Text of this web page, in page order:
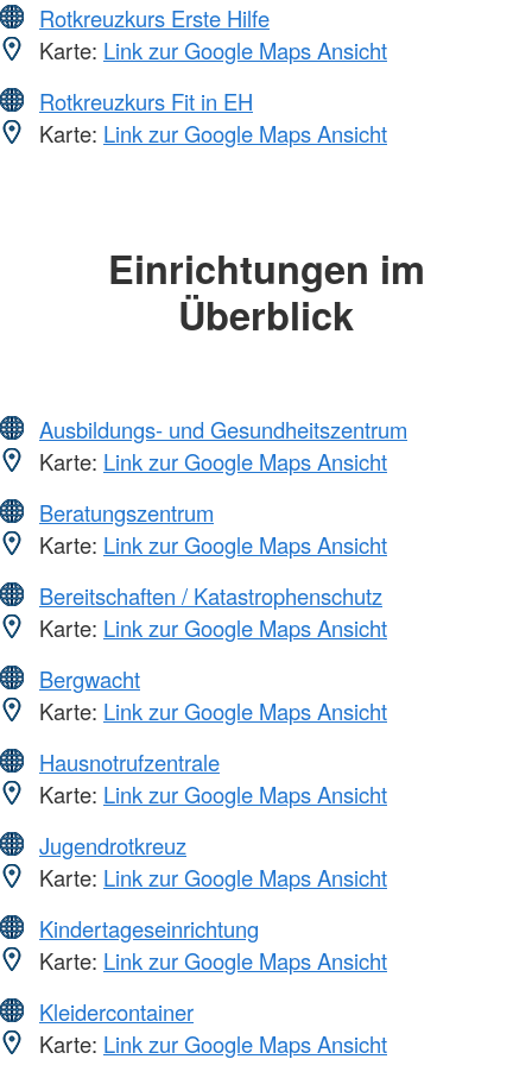
Rotkreuzkurs Erste Hilfe
Karte: Link zur Google Maps Ansicht
Rotkreuzkurs Fit in EH
Karte: Link zur Google Maps Ansicht
Einrichtungen im
Überblick
Ausbildungs- und Gesundheitszentrum
Karte: Link zur Google Maps Ansicht
Beratungszentrum
Karte: Link zur Google Maps Ansicht
Bereitschaften / Katastrophenschutz
Karte: Link zur Google Maps Ansicht
Bergwacht
Karte: Link zur Google Maps Ansicht
Hausnotrufzentrale
Karte: Link zur Google Maps Ansicht
Jugendrotkreuz
Karte: Link zur Google Maps Ansicht
Kindertageseinrichtung
Karte: Link zur Google Maps Ansicht
Kleidercontainer
Karte: Link zur Google Maps Ansicht